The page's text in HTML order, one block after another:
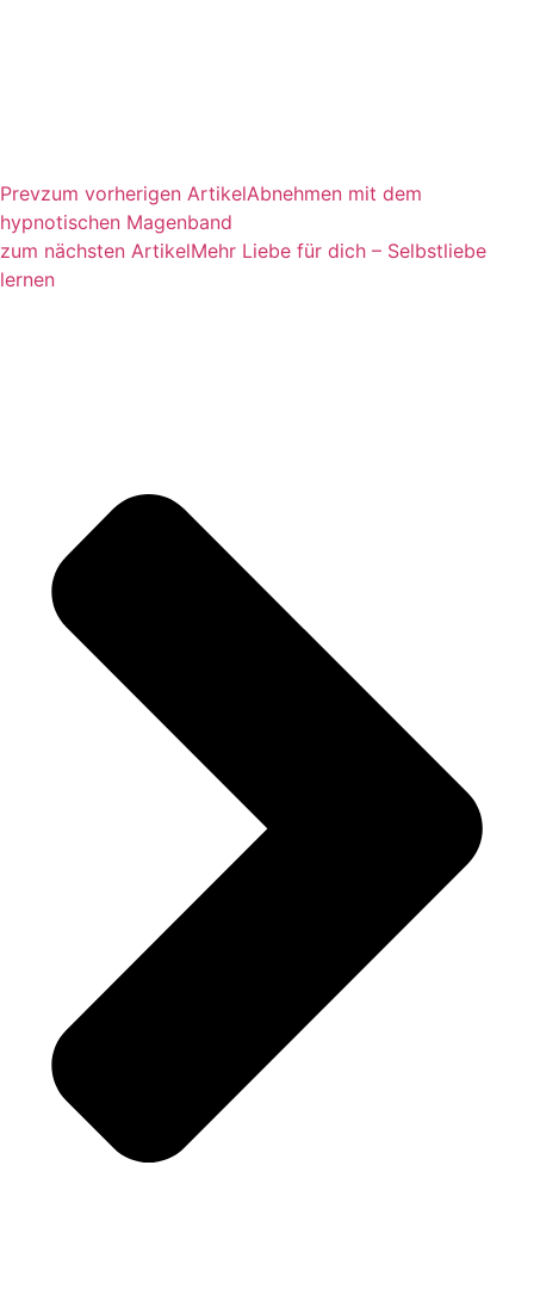
Prevzum vorherigen ArtikelAbnehmen mit dem
hypnotischen Magenband
zum nächsten ArtikelMehr Liebe für dich – Selbstliebe
lernen